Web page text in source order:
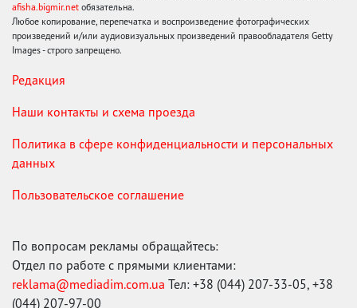
afisha.bigmir.net обязательна.
Любое копирование, перепечатка и воспроизведение фотографических
произведений и/или аудиовизуальных произведений правообладателя Getty
Images - строго запрещено.
Редакция
Наши контакты и схема проезда
Политика в сфере конфиденциальности и персональных
данных
Пользовательское соглашение
По вопросам рекламы обращайтесь:
Отдел по работе с прямыми клиентами:
reklama@mediadim.com.ua Тел: +38 (044) 207-33-05, +38
(044) 207-97-00